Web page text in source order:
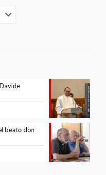
beato don